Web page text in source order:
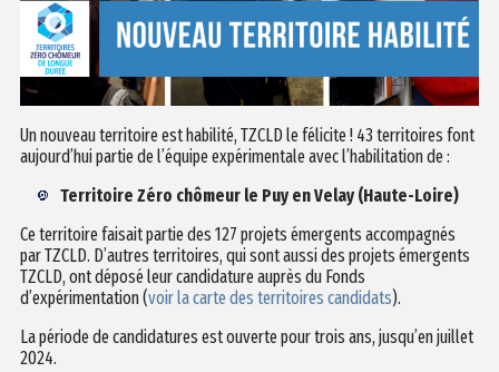
Un nouveau territoire est habilité, TZCLD le félicite ! 43 territoires font
aujourd’hui partie de l’équipe expérimentale avec l’habilitation de :
Territoire Zéro chômeur le Puy en Velay (Haute-Loire)
Ce territoire faisait partie des 127 projets émergents accompagnés
par TZCLD. D’autres territoires, qui sont aussi des projets émergents
TZCLD, ont déposé leur candidature auprès du Fonds
d’expérimentation (voir la carte des territoires candidats).
La période de candidatures est ouverte pour trois ans, jusqu’en juillet
2024.